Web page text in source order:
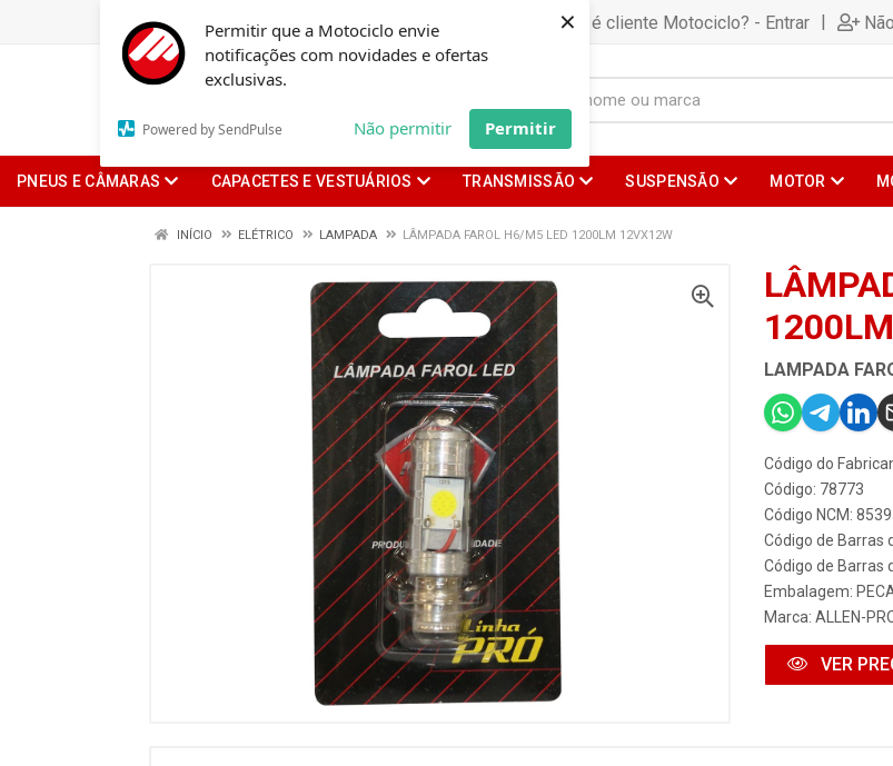
Permitir que a Motociclo envie
notificações com novidades e ofertas
exclusivas.
Powered by SendPulse Não permitir Permitir
×Já é cliente Motociclo? - Entrar |
PNEUS E CÂMARAS CAPACETES E VESTUÁRIOS TRANSMISSÃO SUSPENSÃO MOTOR
INÍCIO ELÉTRICO LAMPADA LÂMPADA FAROL H6/M5 LED 1200LM 12VX12W
LAMPADA
Código do
Código: 78773
Código NCM:
Código de Barras
Código de Barras
Embalagem:
Marca: ALLEN-
VER